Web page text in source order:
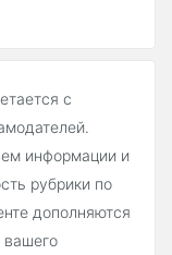
с
информации и
рубрики по
дополняются